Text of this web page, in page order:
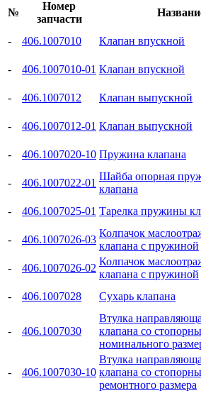
№
Номер
запчасти
- 406.1007010 Клапан впускной
-
406.1007010-01 Клапан впускной
-
406.1007012 Клапан выпускной
-
406.1007012-01 Клапан выпускной
-
406.1007020-10 Пружина клапана
-
406.1007022-01
Шайба опорная
клапана
-
406.1007025-01 Тарелка пружины
-
406.1007026-03
Колпачок
клапана с пружиной
-
406.1007026-02
Колпачок
клапана с пружиной
-
406.1007028 Сухарь клапана
- 406.1007030
Втулка
клапана со
номинального
- 406.1007030-10
Втулка
клапана со
ремонтного размера